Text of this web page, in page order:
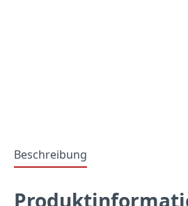
Beschreibung